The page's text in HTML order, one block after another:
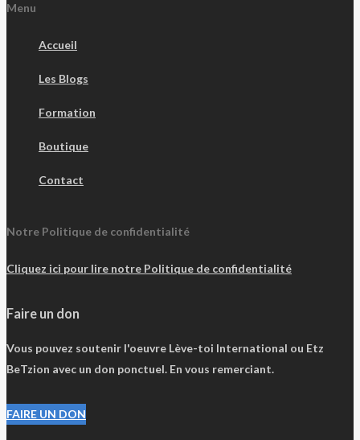
Menu
Accueil
Les Blogs
Formation
Boutique
Contact
Notre Politique de confidentialité
Cliquez ici pour lire notre Politique de confidentialité
Faire un don
Vous pouvez soutenir l'oeuvre Lève-toi International ou Etz
BeTzion avec un don ponctuel. En vous remerciant.
FAIRE UN DON